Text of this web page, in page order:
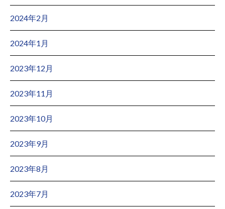
2024年2月
2024年1月
2023年12月
2023年11月
2023年10月
2023年9月
2023年8月
2023年7月